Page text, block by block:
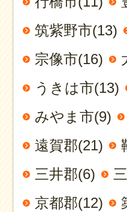
筑紫野市(13)
宗像市(16)
うきは市(13)
みやま市(9)
遠賀郡(21)
三井郡(6)
京都郡(12)